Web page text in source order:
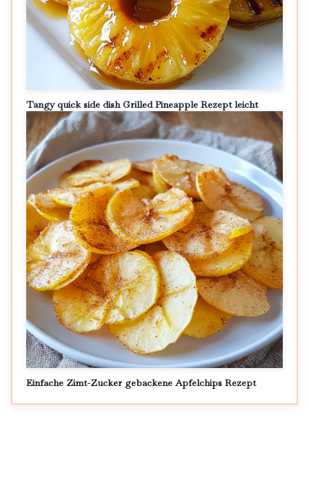
Tangy quick side dish Grilled Pineapple Rezept leicht
Einfache Zimt-Zucker gebackene Apfelchips Rezept